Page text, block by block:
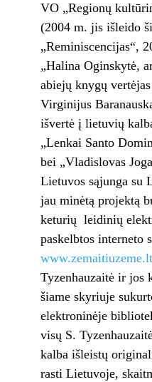
VO „Regionų
(2004 m. jis išleido
„Reminiscencijas“,
„Halina Oginskytė,
abiejų knygų
Virginijus
išvertė į lietuvių
„Lenkai Santo
bei „Vladislovas
Lietuvos sąjunga su
jau minėtą projektą
keturių leidinių
paskelbtos interneto
www.zemaitiuzeme.lt
Tyzenhauzaitė ir jos
šiame skyriuje
elektroninėje
visų S.
kalba išleistų
rasti Lietuvoje,